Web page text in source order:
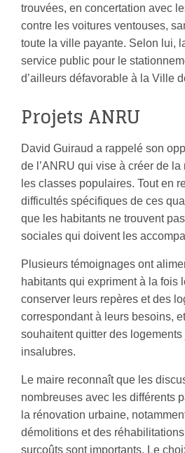
trouvées, en concertation avec
contre les voitures ventouses,
toute la ville payante. Selon lui,
service public pour le
d’ailleurs défavorable à la Ville
Projets ANRU
David Guiraud a rappelé son
de l’ANRU qui vise à créer de
les classes populaires. Tout en
difficultés spécifiques de ces
que les habitants ne trouvent
sociales qui doivent les
Plusieurs témoignages ont
habitants qui expriment à la fois
conserver leurs repères et des
correspondant à leurs besoins,
souhaitent quitter des
insalubres.
Le maire reconnaît que les
nombreuses avec les différents
la rénovation urbaine,
démolitions et des
surcoûts sont importants. Le